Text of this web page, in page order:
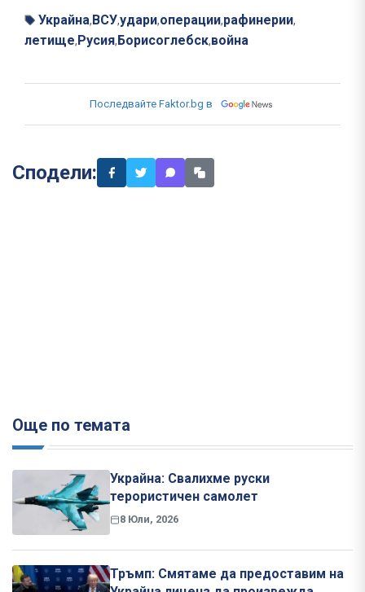
Украйна, ВСУ,удари,операции,рафинерии,
летище, Русия, Борисоглебск,война
Последвайте Faktor.bg в
Сподели:
Още по темата
Украйна: Свалихме руски
терористичен самолет
8 Юли, 2026
Тръмп: Смятаме да предоставим на